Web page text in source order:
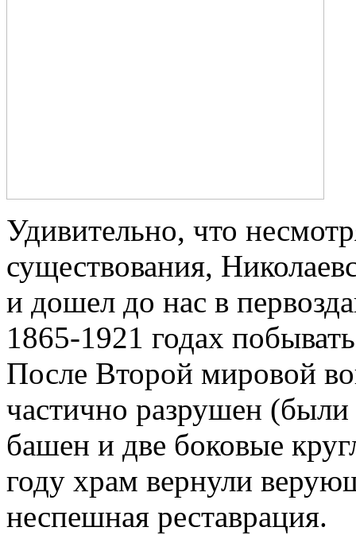
Удивительно, что
существования,
и дошел до нас в
1865-1921 годах
После Второй мировой
частично разрушен
башен и две боковые
году храм вернули
неспешная реставрация.